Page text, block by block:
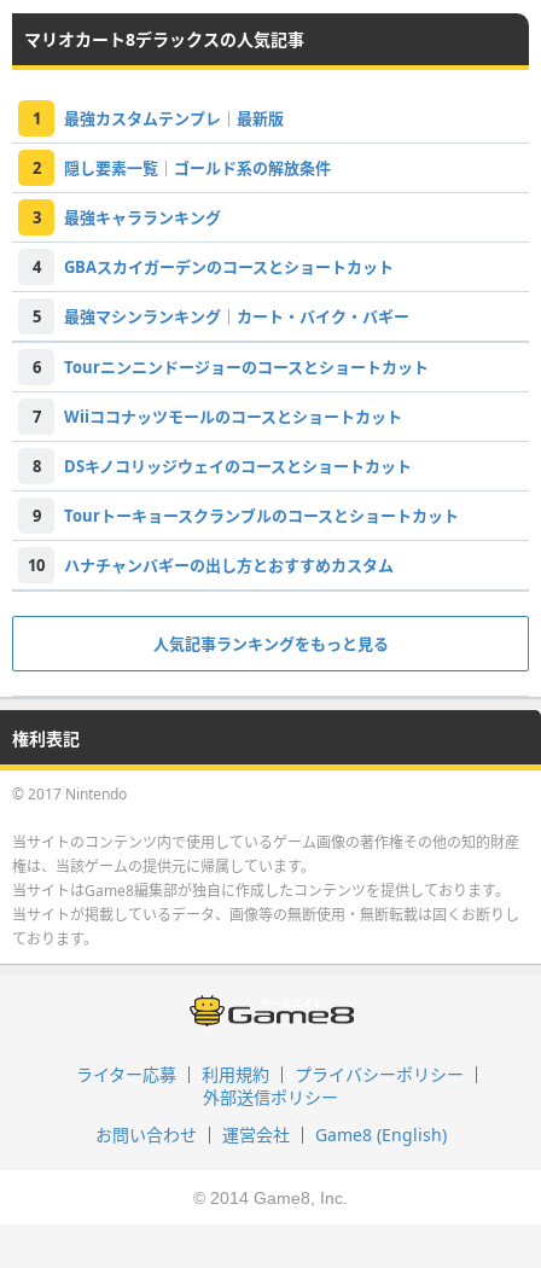
マリオカート8デラックスの人気記事
1 最強カスタムテンプレ｜最新版
2 隠し要素一覧｜ゴールド系の解放条件
3 最強キャラランキング
4 GBAスカイガーデンのコースとショートカット
5 最強マシンランキング｜カート・バイク・バギー
6 Tourニンニンドージョーのコースとショートカット
7 Wiiココナッツモールのコースとショートカット
8 DSキノコリッジウェイのコースとショートカット
9 Tourトーキョースクランブルのコースとショートカット
10 ハナチャンバギーの出し方とおすすめカスタム
人気記事ランキングをもっと見る
権利表記
© 2017 Nintendo
当サイトのコンテンツ内で使用しているゲーム画像の著作権その他の知的財産
権は、当該ゲームの提供元に帰属しています。
当サイトはGame8編集部が独自に作成したコンテンツを提供しております。
当サイトが掲載しているデータ、画像等の無断使用・無断転載は固くお断りし
ております。
ライター応募 利用規約
プライバシーポリシー
外部送信ポリシー
お問い合わせ
運営会社 Game8 (English)
© 2014 Game8, Inc.